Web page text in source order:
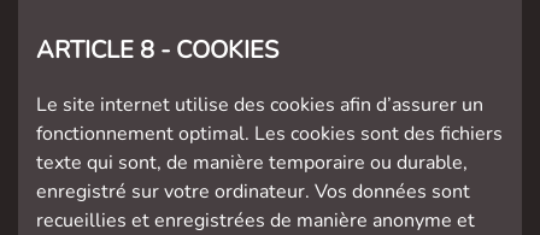
ARTICLE 8 - COOKIES
Le site internet utilise des cookies afin d’assurer un
fonctionnement optimal. Les cookies sont des fichiers
texte qui sont, de manière temporaire ou durable,
enregistré sur votre ordinateur. Vos données sont
recueillies et enregistrées de manière anonyme et